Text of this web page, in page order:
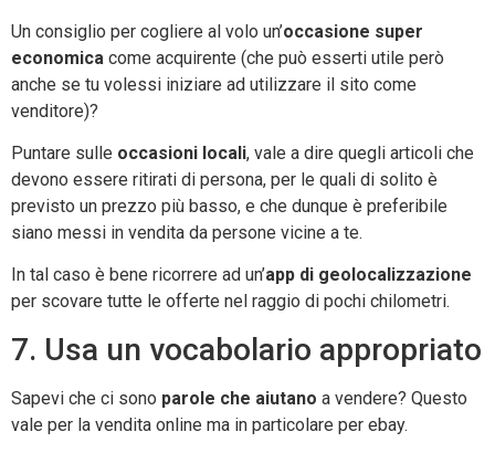
Un consiglio per cogliere al volo un’occasione super
economica come acquirente (che può esserti utile però
anche se tu volessi iniziare ad utilizzare il sito come
venditore)?
Puntare sulle occasioni locali, vale a dire quegli articoli che
devono essere ritirati di persona, per le quali di solito è
previsto un prezzo più basso, e che dunque è preferibile
siano messi in vendita da persone vicine a te.
In tal caso è bene ricorrere ad un’app di geolocalizzazione
per scovare tutte le offerte nel raggio di pochi chilometri.
7. Usa un vocabolario appropriato
Sapevi che ci sono parole che aiutano a vendere? Questo
vale per la vendita online ma in particolare per ebay.